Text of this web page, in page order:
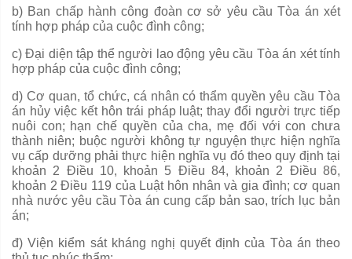
b) Ban chấp hành công đoàn cơ sở yêu cầu Tòa án xét
tính hợp pháp của cuộc đình công;
c) Đại diện tập thể người lao động yêu cầu Tòa án xét tính
hợp pháp của cuộc đình công;
d) Cơ quan, tổ chức, cá nhân có thẩm quyền yêu cầu Tòa
án hủy việc kết hôn trái pháp luật; thay đổi người trực tiếp
nuôi con; hạn chế quyền của cha, mẹ đối với con chưa
thành niên; buộc người không tự nguyện thực hiện nghĩa
vụ cấp dưỡng phải thực hiện nghĩa vụ đó theo quy định tại
khoản 2 Điều 10, khoản 5 Điều 84, khoản 2 Điều 86,
khoản 2 Điều 119 của Luật hôn nhân và gia đình; cơ quan
nhà nước yêu cầu Tòa án cung cấp bản sao, trích lục bản
án;
đ) Viện kiểm sát kháng nghị quyết định của Tòa án theo